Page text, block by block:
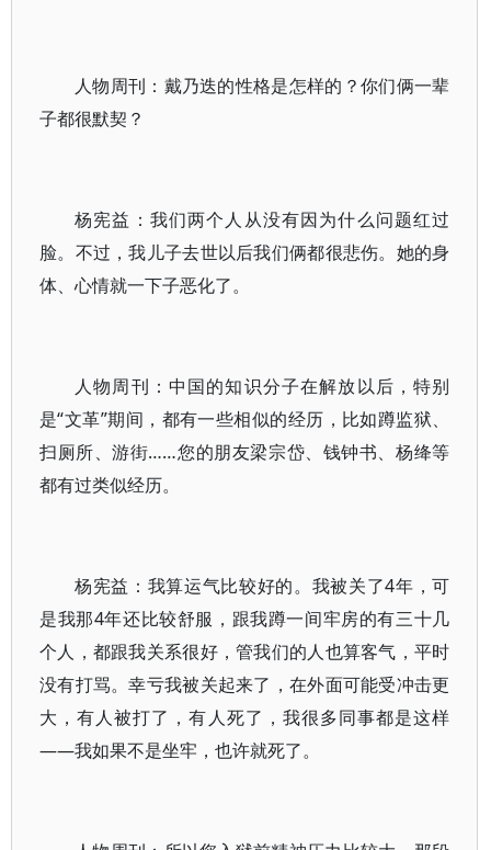
人物周刊：戴乃迭的性格是怎样的？你们俩一辈
子都很默契？
杨宪益：我们两个人从没有因为什么问题红过
脸。不过，我儿子去世以后我们俩都很悲伤。她的身
体、心情就一下子恶化了。
人物周刊：中国的知识分子在解放以后，特别
是“文革”期间，都有一些相似的经历，比如蹲监狱、
扫厕所、游街……您的朋友梁宗岱、钱钟书、杨绛等
都有过类似经历。
杨宪益：我算运气比较好的。我被关了4年，可
是我那4年还比较舒服，跟我蹲一间牢房的有三十几
个人，都跟我关系很好，管我们的人也算客气，平时
没有打骂。幸亏我被关起来了，在外面可能受冲击更
大，有人被打了，有人死了，我很多同事都是这样
——我如果不是坐牢，也许就死了。